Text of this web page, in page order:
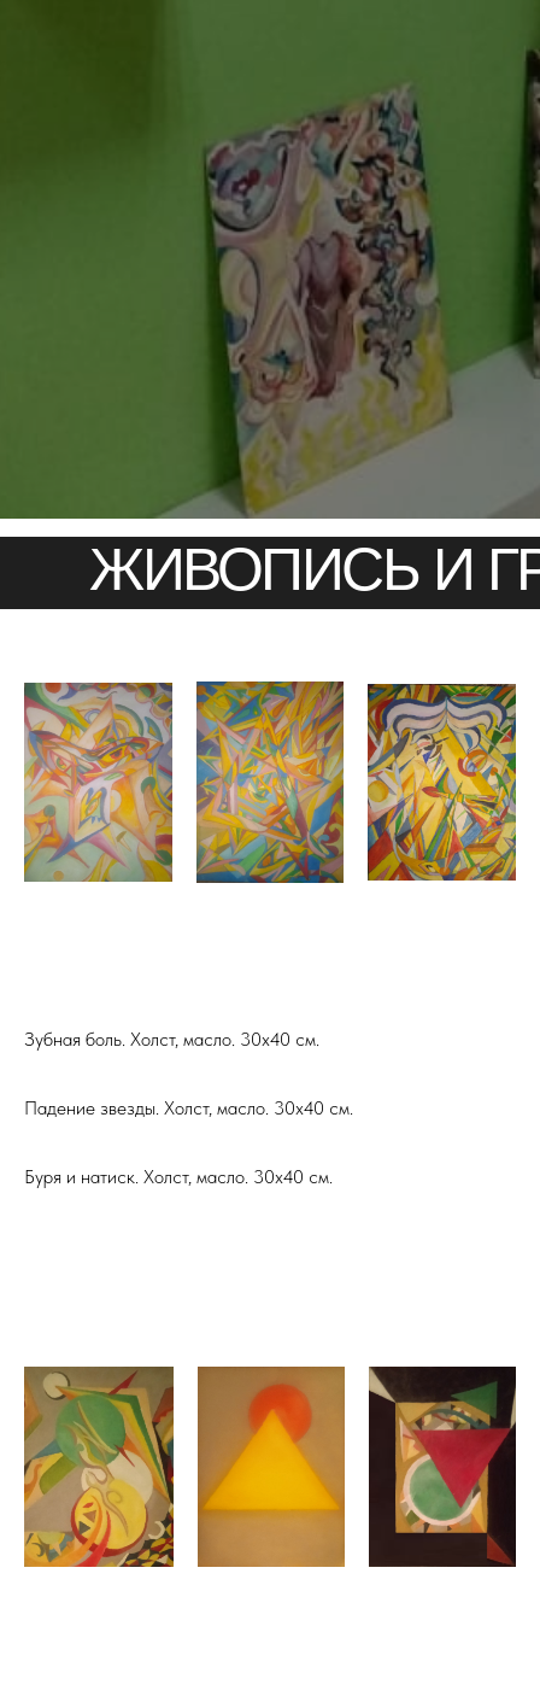
ЖИВОПИСЬ И
Зубная боль. Холст, масло. 30х40 см.
Падение звезды. Холст, масло. 30х40 см.
Буря и натиск. Холст, масло. 30х40 см.